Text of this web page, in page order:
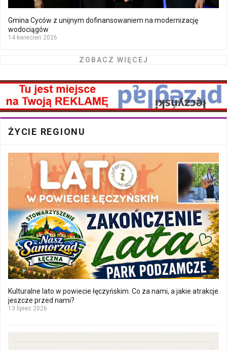
Gmina Cyców z unijnym dofinansowaniem na modernizację
wodociągów
14 kwiecień 2026
ZOBACZ WIĘCEJ
ŻYCIE REGIONU
Kulturalne lato w powiecie łęczyńskim. Co za nami, a jakie atrakcje
jeszcze przed nami?
13 lipiec 2026